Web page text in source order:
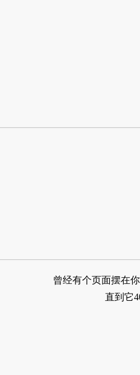
曾经有个页面摆在
直到它